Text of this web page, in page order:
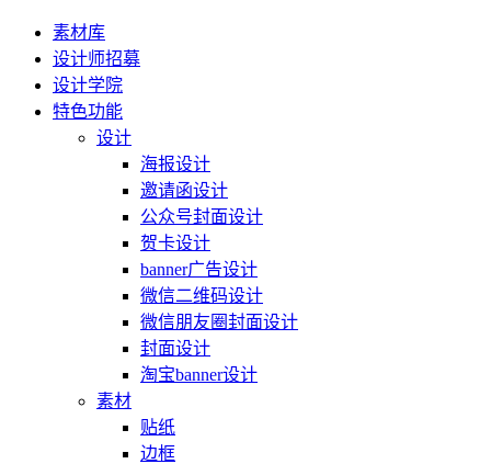
素材库
设计师招募
设计学院
特色功能
设计
海报设计
邀请函设计
公众号封面设计
贺卡设计
banner广告设计
微信二维码设计
微信朋友圈封面设计
封面设计
淘宝banner设计
素材
贴纸
边框